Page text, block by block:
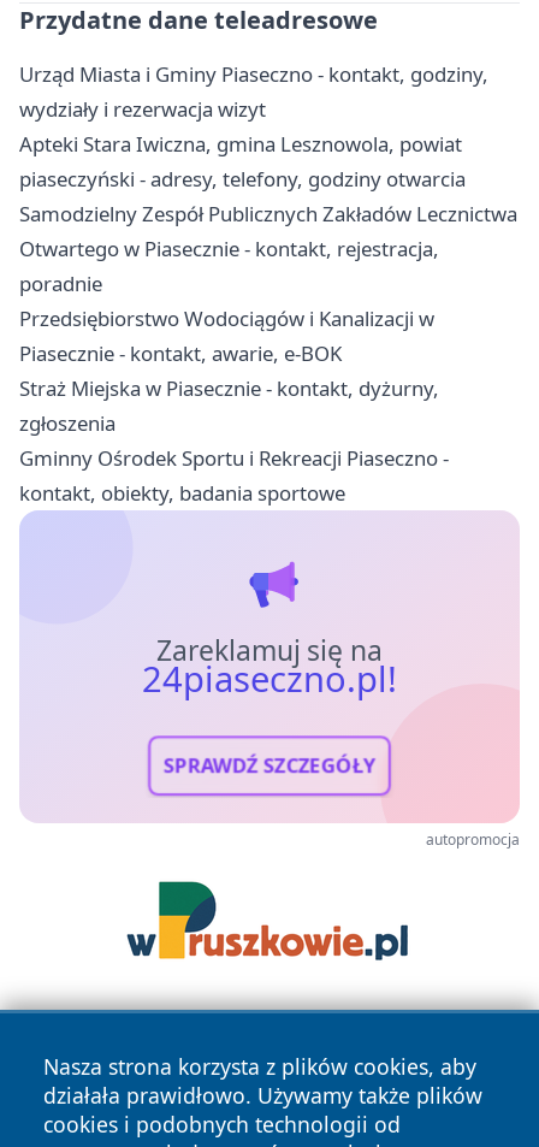
Przydatne dane teleadresowe
Urząd Miasta i Gminy Piaseczno - kontakt, godziny,
wydziały i rezerwacja wizyt
Apteki Stara Iwiczna, gmina Lesznowola, powiat
piaseczyński - adresy, telefony, godziny otwarcia
Samodzielny Zespół Publicznych Zakładów Lecznictwa
Otwartego w Piasecznie - kontakt, rejestracja,
poradnie
Przedsiębiorstwo Wodociągów i Kanalizacji w
Piasecznie - kontakt, awarie, e-BOK
Straż Miejska w Piasecznie - kontakt, dyżurny,
zgłoszenia
Gminny Ośrodek Sportu i Rekreacji Piaseczno -
kontakt, obiekty, badania sportowe
Zareklamuj się na
24piaseczno.pl!
SPRAWDŹ SZCZEGÓŁY
autopromocja
Nasza strona korzysta z plików cookies, aby
działała prawidłowo. Używamy także plików
cookies i podobnych technologii od